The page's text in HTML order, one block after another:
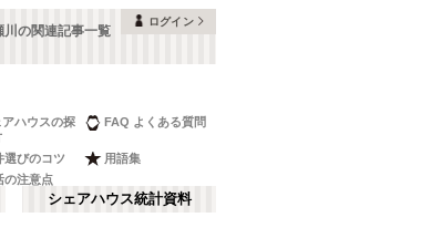
川の関連記事一覧
ログイン
アハウスの探
FAQ よくある質問
選びのコツ
用語集
の注意点
シェアハウス統計資料